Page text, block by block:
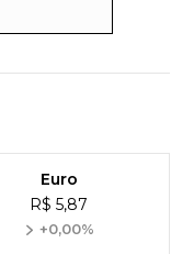
Euro
R$ 5,87
+0,00%